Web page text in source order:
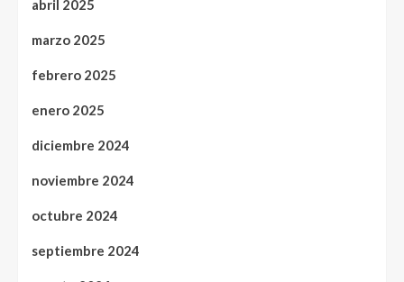
abril 2025
marzo 2025
febrero 2025
enero 2025
diciembre 2024
noviembre 2024
octubre 2024
septiembre 2024